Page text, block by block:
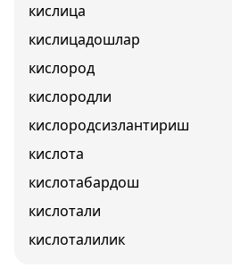
кислица
кислицадошлар
кислород
кислородли
кислородсизлантириш
кислота
кислотабардош
кислотали
кислоталилик